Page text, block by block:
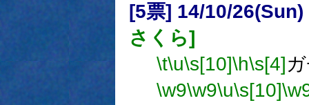
[5票] 14/10/
さくら]
\t\u\s[10]\h\s[4]
\w9\w9\u\s[10]